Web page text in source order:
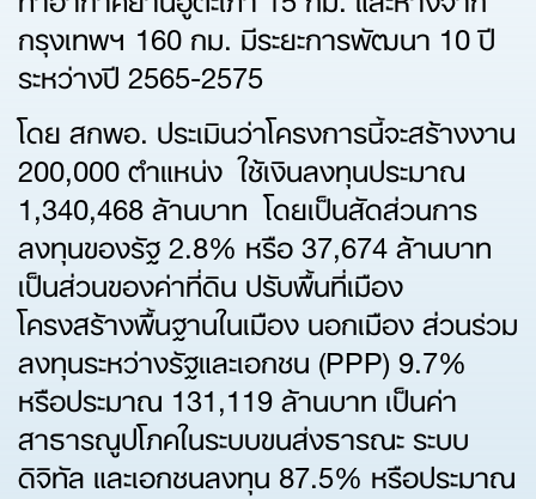
กรุงเทพฯ 160 กม. มีระยะการพัฒนา 10 ปี
ระหว่างปี 2565-2575
โดย สกพอ. ประเมินว่าโครงการนี้จะสร้างงาน
200,000 ตำแหน่ง ใช้เงินลงทุนประมาณ
1,340,468 ล้านบาท โดยเป็นสัดส่วนการ
ลงทุนของรัฐ 2.8% หรือ 37,674 ล้านบาท
เป็นส่วนของค่าที่ดิน ปรับพื้นที่เมือง
โครงสร้างพื้นฐานในเมือง นอกเมือง ส่วนร่วม
ลงทุนระหว่างรัฐและเอกชน (PPP) 9.7%
หรือประมาณ 131,119 ล้านบาท เป็นค่า
สาธารณูปโภคในระบบขนส่งธารณะ ระบบ
ดิจิทัล และเอกชนลงทุน 87.5% หรือประมาณ